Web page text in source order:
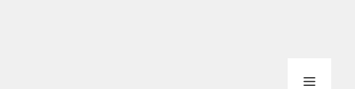
Menu